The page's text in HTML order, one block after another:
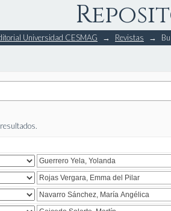
Universidad CESMAG → Revistas →